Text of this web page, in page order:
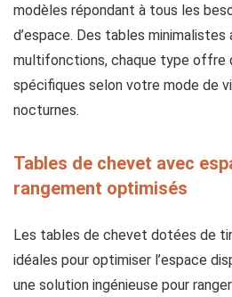
modèles répondant à tous les
d’espace. Des tables minimalistes
multifonctions, chaque type offre
spécifiques selon votre mode de
nocturnes.
Tables de chevet avec
rangement optimisés
Les tables de chevet dotées de
idéales pour optimiser l’espace
une solution ingénieuse pour